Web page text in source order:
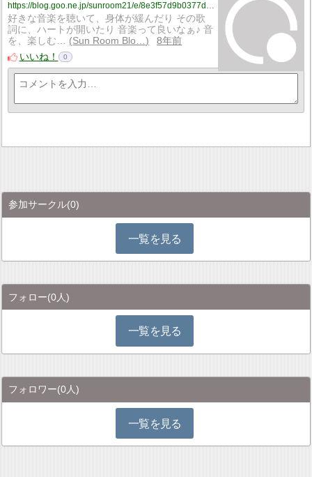
https://blog.goo.ne.jp/sunroom21/e/8e3f57d9b0377d7cc463aaf8a3f75252?fm=rss
好きな音楽を聴いて、身体が緩んだり その歌
詞に、ハートが開いたり 音楽って良いなぁ♪ 音
を、楽しむ…
Sun Room Blo…
8年前
いいね！
0
参加サークル(0)
一覧を見る
フォロー(0人)
一覧を見る
フォロワー(0人)
一覧を見る